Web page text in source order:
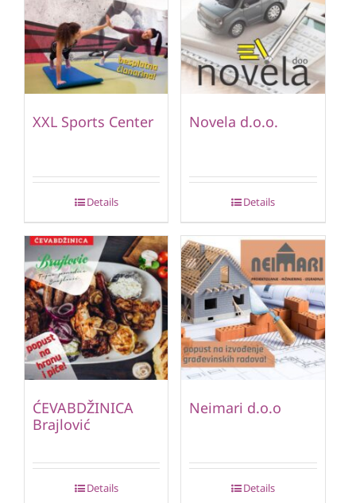
XXL Sports Center
Details
Novela d.o.o.
Details
ĆEVABDŽINICA
Brajlović
Details
Neimari d.o.o
Details